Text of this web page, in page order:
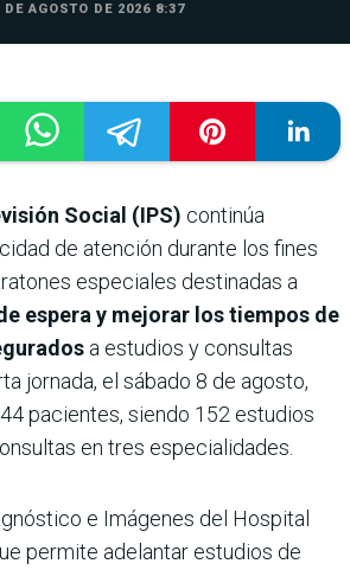
DE AGOSTO DE 2026 8:37
Social (IPS) continúa
de atención durante los fines
especiales destinadas a
espera y mejorar los tiempos de
a estudios y consultas
jornada, el sábado 8 de agosto,
pacientes, siendo 152 estudios
en tres especialidades.
e Imágenes del Hospital
permite adelantar estudios de